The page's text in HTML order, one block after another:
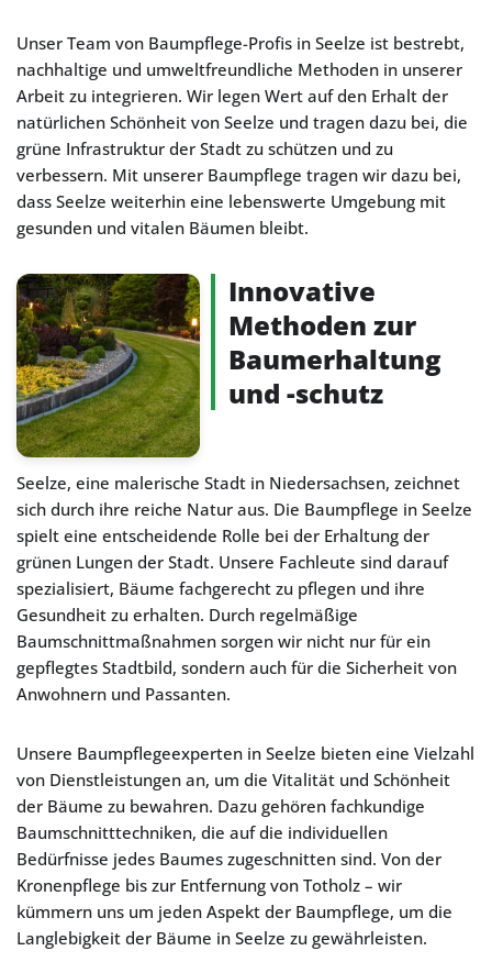
Unser Team von Baumpflege-Profis in Seelze ist bestrebt,
nachhaltige und umweltfreundliche Methoden in unserer
Arbeit zu integrieren. Wir legen Wert auf den Erhalt der
natürlichen Schönheit von Seelze und tragen dazu bei, die
grüne Infrastruktur der Stadt zu schützen und zu
verbessern. Mit unserer Baumpflege tragen wir dazu bei,
dass Seelze weiterhin eine lebenswerte Umgebung mit
gesunden und vitalen Bäumen bleibt.
Innovative
Methoden zur
Baumerhaltung
und -schutz
Seelze, eine malerische Stadt in Niedersachsen, zeichnet
sich durch ihre reiche Natur aus. Die Baumpflege in Seelze
spielt eine entscheidende Rolle bei der Erhaltung der
grünen Lungen der Stadt. Unsere Fachleute sind darauf
spezialisiert, Bäume fachgerecht zu pflegen und ihre
Gesundheit zu erhalten. Durch regelmäßige
Baumschnittmaßnahmen sorgen wir nicht nur für ein
gepflegtes Stadtbild, sondern auch für die Sicherheit von
Anwohnern und Passanten.
Unsere Baumpflegeexperten in Seelze bieten eine Vielzahl
von Dienstleistungen an, um die Vitalität und Schönheit
der Bäume zu bewahren. Dazu gehören fachkundige
Baumschnitttechniken, die auf die individuellen
Bedürfnisse jedes Baumes zugeschnitten sind. Von der
Kronenpflege bis zur Entfernung von Totholz – wir
kümmern uns um jeden Aspekt der Baumpflege, um die
Langlebigkeit der Bäume in Seelze zu gewährleisten.